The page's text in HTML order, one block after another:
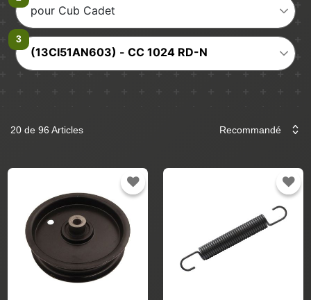
pour Cub Cadet
(13CI51AN603) - CC 1024 RD-N
20 de 96 Articles